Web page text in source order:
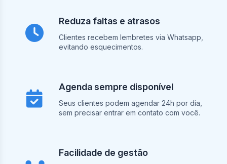
Reduza faltas e atrasos
Clientes recebem lembretes via Whatsapp,
evitando esquecimentos.
Agenda sempre disponível
Seus clientes podem agendar 24h por dia,
sem precisar entrar em contato com você.
Facilidade de gestão